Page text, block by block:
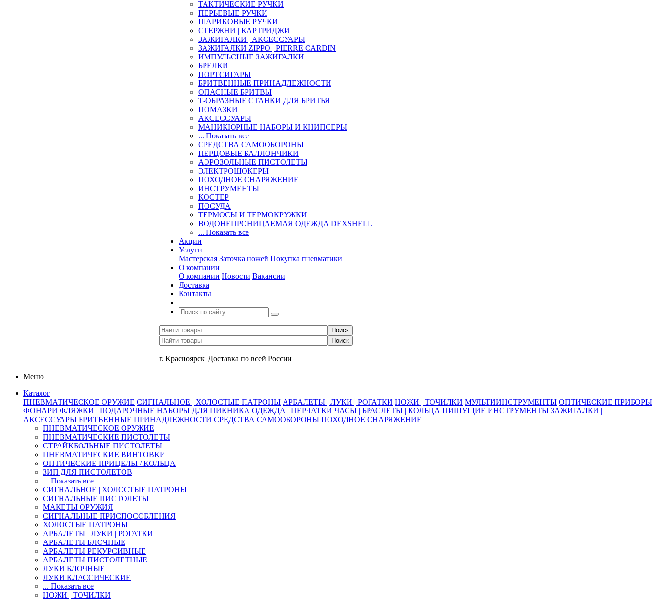
ТАКТИЧЕСКИЕ РУЧКИ
ПЕРЬЕВЫЕ РУЧКИ
ШАРИКОВЫЕ РУЧКИ
СТЕРЖНИ | КАРТРИДЖИ
ЗАЖИГАЛКИ | АКСЕССУАРЫ
ЗАЖИГАЛКИ ZIPPO | PIERRE CARDIN
ИМПУЛЬСНЫЕ ЗАЖИГАЛКИ
БРЕЛКИ
ПОРТСИГАРЫ
БРИТВЕННЫЕ ПРИНАДЛЕЖНОСТИ
ОПАСНЫЕ БРИТВЫ
Т-ОБРАЗНЫЕ СТАНКИ ДЛЯ БРИТЬЯ
ПОМАЗКИ
АКСЕССУАРЫ
МАНИКЮРНЫЕ НАБОРЫ И КНИПСЕРЫ
... Показать все
СРЕДСТВА САМООБОРОНЫ
ПЕРЦОВЫЕ БАЛЛОНЧИКИ
АЭРОЗОЛЬНЫЕ ПИСТОЛЕТЫ
ЭЛЕКТРОШОКЕРЫ
ПОХОДНОЕ СНАРЯЖЕНИЕ
ИНСТРУМЕНТЫ
КОСТЕР
ПОСУДА
ТЕРМОСЫ И ТЕРМОКРУЖКИ
ВОДОНЕПРОНИЦАЕМАЯ ОДЕЖДА DEXSHELL
... Показать все
Акции
Услуги
Мастерская Заточка ножей Покупка пневматики
О компании
О компании Новости Вакансии
Доставка
Контакты
г. Красноярск |Доставка по всей России
Меню
Каталог
ПНЕВМАТИЧЕСКОЕ ОРУЖИЕ СИГНАЛЬНОЕ | ХОЛОСТЫЕ ПАТРОНЫ АРБАЛЕТЫ | ЛУКИ | РОГАТКИ НОЖИ | ТОЧИЛКИ МУЛЬТИИНСТРУМЕНТЫ ОПТИЧЕСКИЕ ПРИБОРЫ
ФОНАРИ ФЛЯЖКИ | ПОДАРОЧНЫЕ НАБОРЫ ДЛЯ ПИКНИКА ОДЕЖДА | ПЕРЧАТКИ ЧАСЫ | БРАСЛЕТЫ | КОЛЬЦА ПИШУЩИЕ ИНСТРУМЕНТЫ ЗАЖИГАЛКИ |
АКСЕССУАРЫ БРИТВЕННЫЕ ПРИНАДЛЕЖНОСТИ СРЕДСТВА САМООБОРОНЫ ПОХОДНОЕ СНАРЯЖЕНИЕ
ПНЕВМАТИЧЕСКОЕ ОРУЖИЕ
ПНЕВМАТИЧЕСКИЕ ПИСТОЛЕТЫ
СТРАЙКБОЛЬНЫЕ ПИСТОЛЕТЫ
ПНЕВМАТИЧЕСКИЕ ВИНТОВКИ
ОПТИЧЕСКИЕ ПРИЦЕЛЫ / КОЛЬЦА
ЗИП ДЛЯ ПИСТОЛЕТОВ
... Показать все
СИГНАЛЬНОЕ | ХОЛОСТЫЕ ПАТРОНЫ
СИГНАЛЬНЫЕ ПИСТОЛЕТЫ
МАКЕТЫ ОРУЖИЯ
СИГНАЛЬНЫЕ ПРИСПОСОБЛЕНИЯ
ХОЛОСТЫЕ ПАТРОНЫ
АРБАЛЕТЫ | ЛУКИ | РОГАТКИ
АРБАЛЕТЫ БЛОЧНЫЕ
АРБАЛЕТЫ РЕКУРСИВНЫЕ
АРБАЛЕТЫ ПИСТОЛЕТНЫЕ
ЛУКИ БЛОЧНЫЕ
ЛУКИ КЛАССИЧЕСКИЕ
... Показать все
НОЖИ | ТОЧИЛКИ